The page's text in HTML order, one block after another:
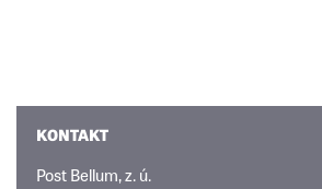
KONTAKT
Post Bellum, z. ú.